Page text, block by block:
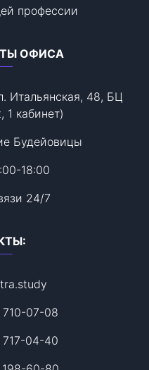
профессии
ОФИСА
Итальянская, 48, БЦ
1 кабинет)
Будейовицы
18:00
24/7
07-08
04-40